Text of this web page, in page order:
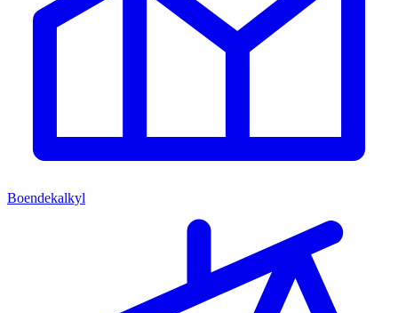
Boendekalkyl